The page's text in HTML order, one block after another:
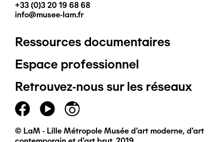
+33 (0)3 20 19 68 68
info@musee-lam.fr
Pied
de
page
principal
Ressources documentaires
Espace professionnel
Retrouvez-nous sur les réseaux
© LaM - Lille Métropole Musée d'art moderne, d'art